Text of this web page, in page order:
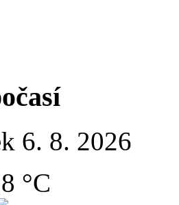
6. 8. 2026
°C